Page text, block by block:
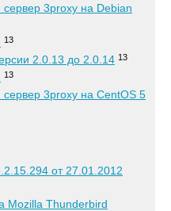
сервер 3proxy на Debian
13
2.0.13 до 2.0.14 13
13
сервер 3proxy на CentOS 5
от 27.01.2012
Mozilla Thunderbird